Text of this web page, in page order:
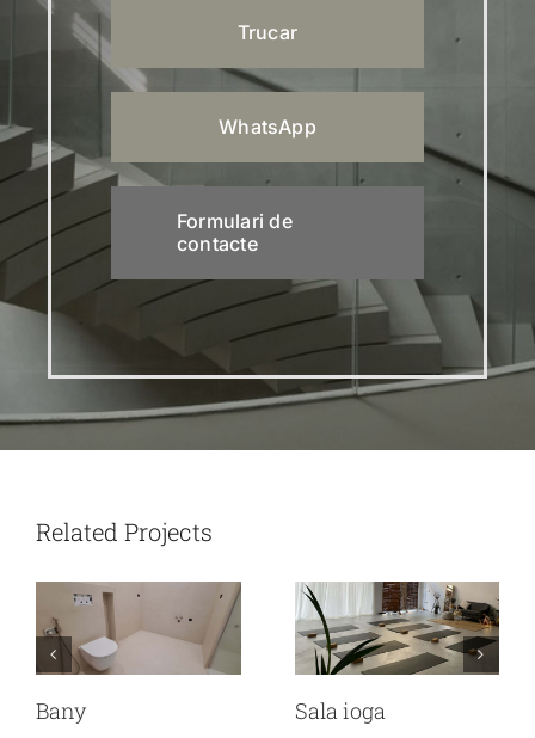
Trucar
WhatsApp
Formulari de
contacte
Related Projects
Bany Sala ioga